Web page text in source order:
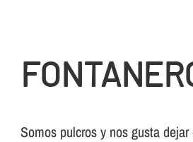
Somos pulcros y nos gusta